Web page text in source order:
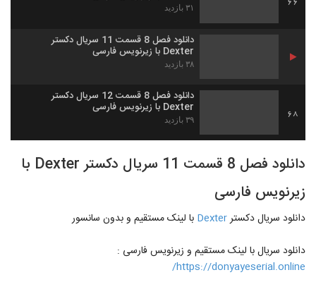
66
۳۱ بازدید
دانلود فصل 8 قسمت 11 سریال دکستر
Dexter با زیرنویس فارسی
۳۸ بازدید
68
دانلود فصل 8 قسمت 12 سریال دکستر
Dexter با زیرنویس فارسی
۳۹ بازدید
دانلود فصل 8 قسمت 11 سریال دکستر Dexter با
زیرنویس فارسی
دانلود سریال دکسترDexter با لینک مستقیم و بدون سانسور
دانلود سریال با لینک مستقیم و زیرنویس فارسی :
https://donyayeserial.online/